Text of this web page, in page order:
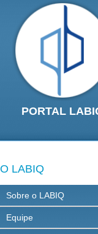
PORTAL
O LABIQ
Sobre o LABIQ
Equipe